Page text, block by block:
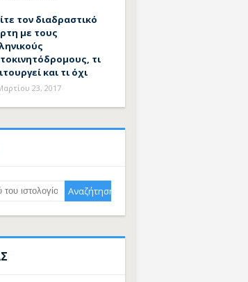
τον διαδραστικό
με τους
τι
και τι όχι
23, 2017